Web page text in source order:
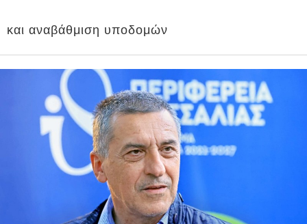
και αναβάθμιση υποδομών